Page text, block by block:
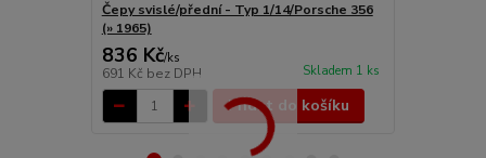
Čepy svislé/přední - Typ 1/14/Porsche 356
(» 1965)
836 Kč/ks
691 Kč bez DPH Skladem 1 ks
Přidat do košíku